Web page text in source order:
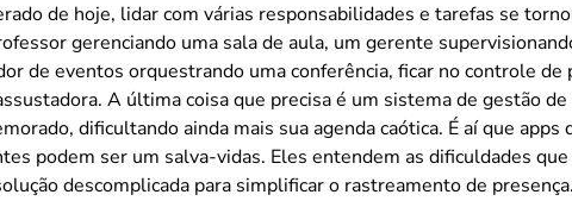
de hoje, lidar com várias responsabilidades e tarefas se
gerenciando uma sala de aula, um gerente
de eventos orquestrando uma conferência, ficar no controle de
A última coisa que precisa é um sistema de gestão de
dificultando ainda mais sua agenda caótica. É aí que apps
podem ser um salva-vidas. Eles entendem as dificuldades que
descomplicada para simplificar o rastreamento de presença.